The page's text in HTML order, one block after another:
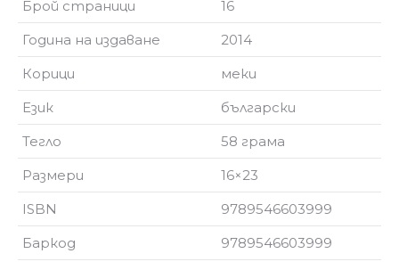
Брой страници
16
Година на издаване
2014
Корици
меки
Език
български
Тегло
58 грама
Размери
16×23
ISBN
9789546603999
Баркод
9789546603999